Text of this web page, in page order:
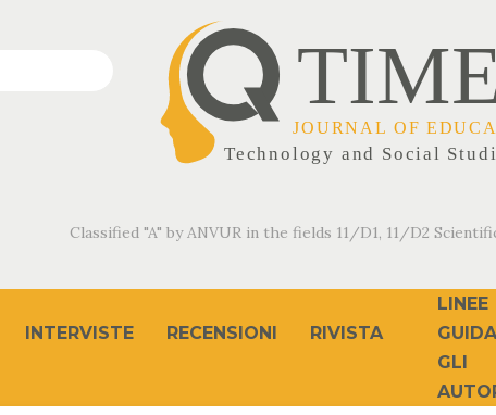
Classified "A" by ANVUR in the fields 11/D1, 11/D2
INTERVISTE RECENSIONI RIVISTA
LINEE
GLI